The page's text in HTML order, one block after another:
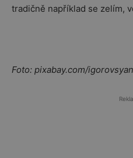
tradičně například se zelím,
Foto: pixabay.com/